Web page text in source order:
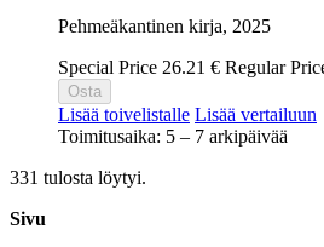
Pehmeäkantinen kirja, 2025
Special Price 26.21 € Regular
Osta
Lisää toivelistalle Lisää vertailuun
Toimitusaika: 5 – 7 arkipäivää
331 tulosta löytyi.
Sivu